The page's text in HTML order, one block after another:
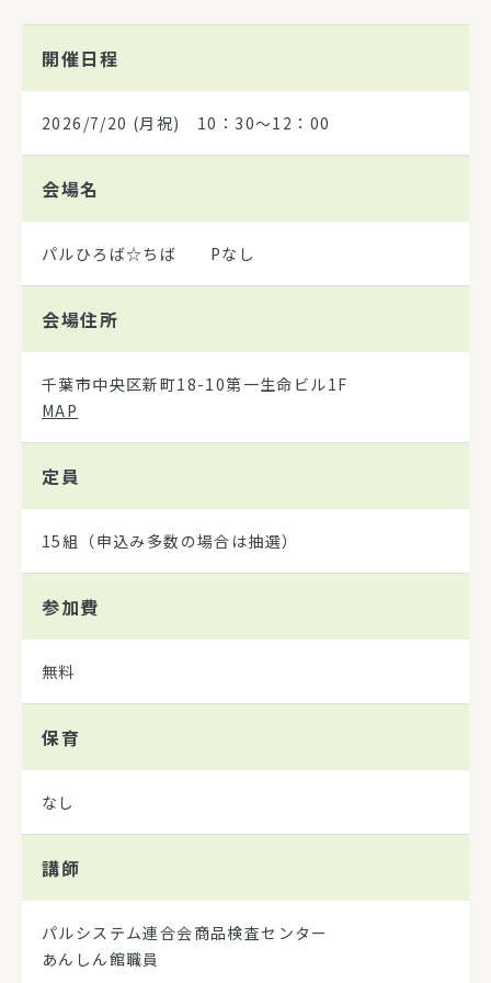
開催日程
2026/7/20 (月祝) 10：30～12：00
会場名
パルひろば☆ちば Pなし
会場住所
千葉市中央区新町18-10第一生命ビル1F
MAP
定員
15組（申込み多数の場合は抽選）
参加費
無料
保育
なし
講師
パルシステム連合会商品検査センター
あんしん館職員